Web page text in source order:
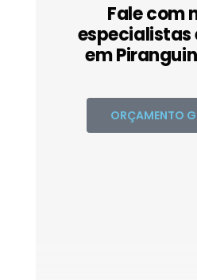
Fale com
especialistas
em
ORÇAMENTO